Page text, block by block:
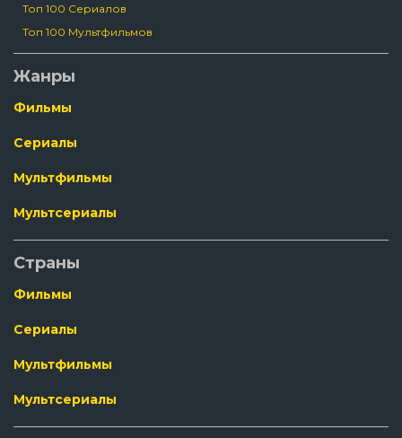
Топ 100 Сериалов
Топ 100 Мультфильмов
Жанры
Фильмы
Сериалы
Мультфильмы
Мультсериалы
Страны
Фильмы
Сериалы
Мультфильмы
Мультсериалы